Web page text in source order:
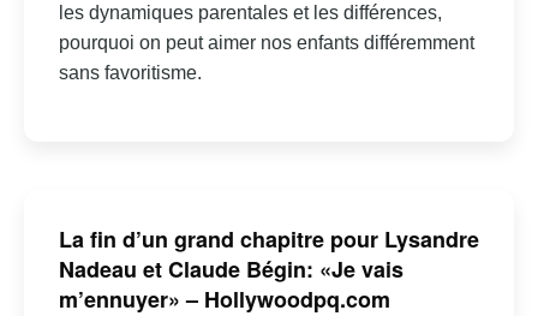
les dynamiques parentales et les différences,
pourquoi on peut aimer nos enfants différemment
sans favoritisme.
La fin d’un grand chapitre pour Lysandre
Nadeau et Claude Bégin: «Je vais
m’ennuyer» – Hollywoodpq.com